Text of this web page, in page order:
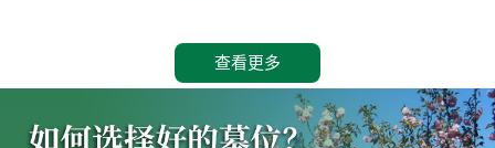
查看更多